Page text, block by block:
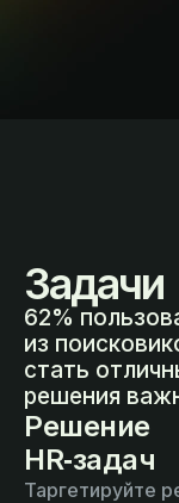
Задачи
62%
из
стать
решения
Решение
HR‑задач
Таргетируйте